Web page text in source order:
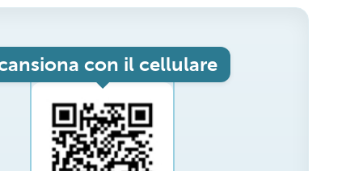
con il cellulare